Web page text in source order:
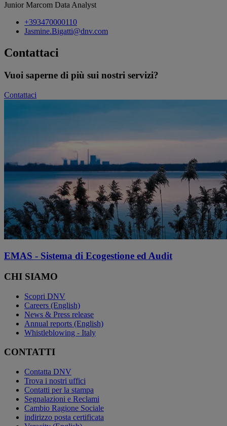
Junior Marcom Data Analyst
+393470000110
Jasmine.Bigatti@dnv.com
Contattaci
Vuoi saperne di più sui nostri servizi?
Contattaci
EMAS - Sistema di Ecogestione ed Audit
CHI SIAMO
Scopri DNV
Careers (English)
News & Press release
Annual reports (English)
Whistleblowing - Italy
CONTATTI
Contatta DNV
Trova i nostri uffici
Contatti per la stampa
Segnalazioni e Reclami
Cambio Ragione Sociale
indirizzo posta certificata